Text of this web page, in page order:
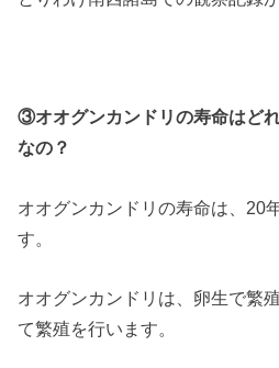
③オオグンカンドリの寿命はど
なの？
オオグンカンドリの寿命は、20
す。
オオグンカンドリは、卵生で繁
て繁殖を行います。